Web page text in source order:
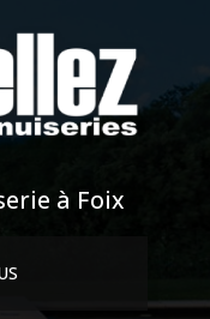
à Foix